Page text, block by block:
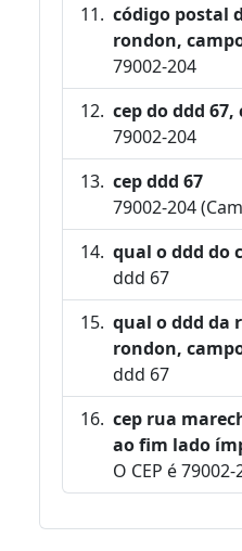
código postal
rondon,
79002-204
cep do ddd
79002-204
cep ddd 67
79002-204
qual o ddd do
ddd 67
qual o ddd da
rondon,
ddd 67
cep rua
ao fim lado
O CEP é 79002-